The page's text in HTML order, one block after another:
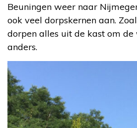
Beuningen weer naar
ook veel dorpskernen aan.
dorpen alles uit de kast om
anders.